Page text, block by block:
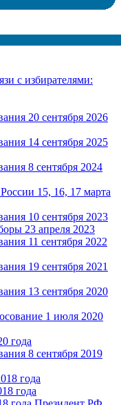
с избирателями:
20 сентября 2026
14 сентября 2025
8 сентября 2024
15, 16, 17 марта
10 сентября 2023
23 апреля 2023
11 сентября 2022
19 сентября 2021
13 сентября 2020
1 июля 2020
года
8 сентября 2019
года
года